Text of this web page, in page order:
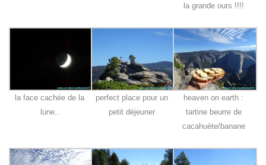
la grande ours !!!!
la face cachée de la
lune..
perfect place pour un
petit déjeuner
heaven on earth :
tartine beurre de
cacahuète/banane